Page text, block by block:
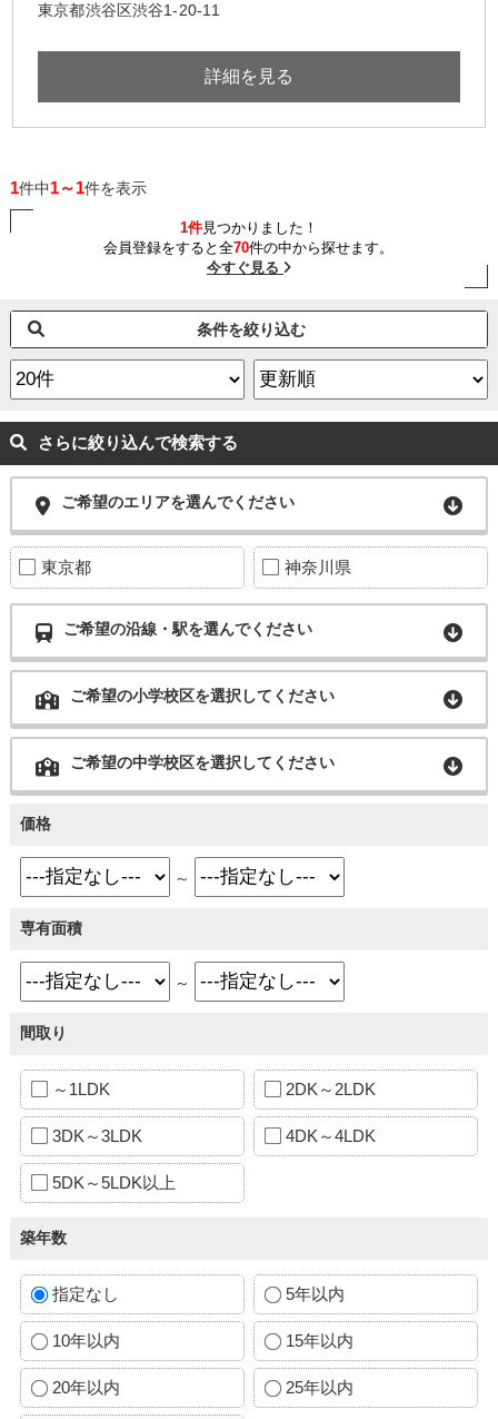
東京都渋谷区渋谷1‐20‐11
詳細を見る
1件中1～1件を表示
1件見つかりました！
会員登録をすると全70件の中から探せます。
今すぐ見る
条件を絞り込む
さらに絞り込んで検索する
ご希望のエリアを選んでください
東京都 神奈川県
ご希望の沿線・駅を選んでください
ご希望の小学校区を選択してください
ご希望の中学校区を選択してください
価格
～
専有面積
～
間取り
～1LDK 2DK～2LDK
3DK～3LDK 4DK～4LDK
5DK～5LDK以上
築年数
指定なし 5年以内
10年以内 15年以内
20年以内 25年以内